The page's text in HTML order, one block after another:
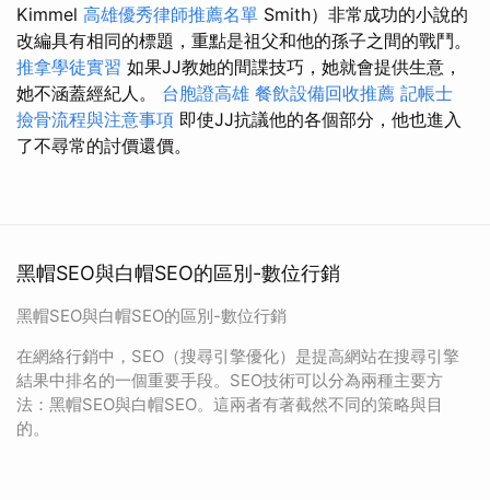
Kimmel 高雄優秀律師推薦名單 Smith）非常成功的小說的
改編具有相同的標題，重點是祖父和他的孫子之間的戰鬥。
推拿學徒實習 如果JJ教她的間諜技巧，她就會提供生意，
她不涵蓋經紀人。 台胞證高雄 餐飲設備回收推薦 記帳士
撿骨流程與注意事項 即使JJ抗議他的各個部分，他也進入
了不尋常的討價還價。
黑帽SEO與白帽SEO的區別-數位行銷
黑帽SEO與白帽SEO的區別-數位行銷
在網絡行銷中，SEO（搜尋引擎優化）是提高網站在搜尋引擎
結果中排名的一個重要手段。SEO技術可以分為兩種主要方
法：黑帽SEO與白帽SEO。這兩者有著截然不同的策略與目
的。